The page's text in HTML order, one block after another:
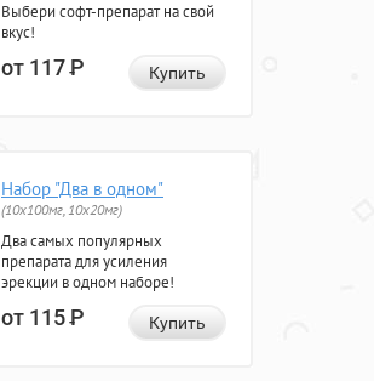
Выбери софт-препарат на свой
вкус!
от 117Р Купить
Набор "Два в одном"
(10x100мг, 10x20мг)
Два самых популярных
препарата для усиления
эрекции в одном наборе!
от 115Р Купить